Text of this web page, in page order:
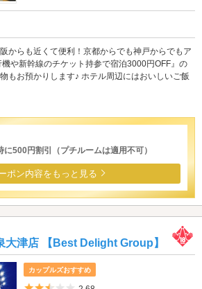
からも近くて便利！京都からでも神戸からでもア
や新幹線のチケット持参で宿泊3000円OFF』の
もお預かりします♪ ホテル周辺にはおいしいご飯
500円割引（プチルームは適用不可）
ポン内容をもっと見る
大津店 【Best Delight Group】
カップルズおすすめ